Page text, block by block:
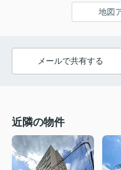
地図
メールで共有する
近隣の物件